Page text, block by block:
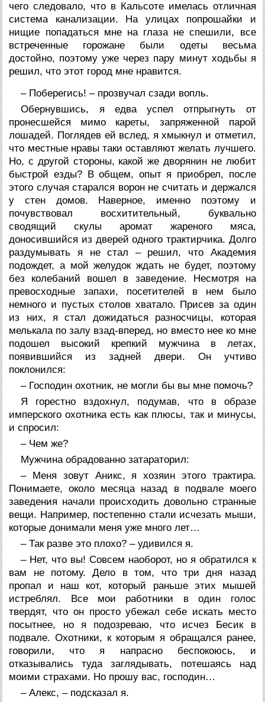
чего следовало, что в Кальсоте имелась отличная
система канализации. На улицах попрошайки и
нищие попадаться мне на глаза не спешили, все
встреченные горожане были одеты весьма
достойно, поэтому уже через пару минут ходьбы я
решил, что этот город мне нравится.
– Поберегись! – прозвучал сзади вопль.
Обернувшись, я едва успел отпрыгнуть от
пронесшейся мимо кареты, запряженной парой
лошадей. Поглядев ей вслед, я хмыкнул и отметил,
что местные нравы таки оставляют желать лучшего.
Но, с другой стороны, какой же дворянин не любит
быстрой езды? В общем, опыт я приобрел, после
этого случая старался ворон не считать и держался
у стен домов. Наверное, именно поэтому и
почувствовал восхитительный, буквально
сводящий скулы аромат жареного мяса,
доносившийся из дверей одного трактирчика. Долго
раздумывать я не стал – решил, что Академия
подождет, а мой желудок ждать не будет, поэтому
без колебаний вошел в заведение. Несмотря на
превосходные запахи, посетителей в нем было
немного и пустых столов хватало. Присев за один
из них, я стал дожидаться разносчицы, которая
мелькала по залу взад-вперед, но вместо нее ко мне
подошел высокий крепкий мужчина в летах,
появившийся из задней двери. Он учтиво
поклонился:
– Господин охотник, не могли бы вы мне помочь?
Я горестно вздохнул, подумав, что в образе
имперского охотника есть как плюсы, так и минусы,
и спросил:
– Чем же?
Мужчина обрадованно затараторил:
– Меня зовут Аникс, я хозяин этого трактира.
Понимаете, около месяца назад в подвале моего
заведения начали происходить довольно странные
вещи. Например, постепенно стали исчезать мыши,
которые донимали меня уже много лет…
– Так разве это плохо? – удивился я.
– Нет, что вы! Совсем наоборот, но я обратился к
вам не потому. Дело в том, что три дня назад
пропал и наш кот, который раньше этих мышей
истреблял. Все мои работники в один голос
твердят, что он просто убежал себе искать место
посытнее, но я подозреваю, что исчез Бесик в
подвале. Охотники, к которым я обращался ранее,
говорили, что я напрасно беспокоюсь, и
отказывались туда заглядывать, потешаясь над
моими страхами. Но прошу вас, господин…
– Алекс, – подсказал я.